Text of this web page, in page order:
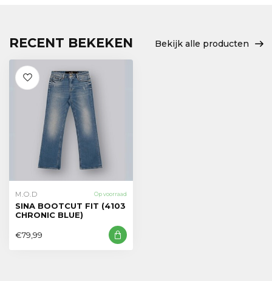
RECENT BEKEKEN Bekijk alle producten
M.O.D Op voorraad
SINA BOOTCUT FIT (4103
CHRONIC BLUE)
€79,99